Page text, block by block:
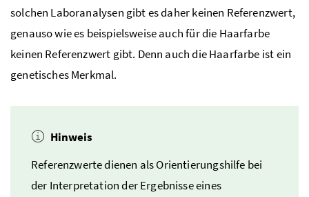
solchen Laboranalysen gibt es daher keinen Referenzwert,
genauso wie es beispielsweise auch für die Haarfarbe
keinen Referenzwert gibt. Denn auch die Haarfarbe ist ein
genetisches Merkmal.
Hinweis
Referenzwerte dienen als Orientierungshilfe bei
der Interpretation der Ergebnisse eines